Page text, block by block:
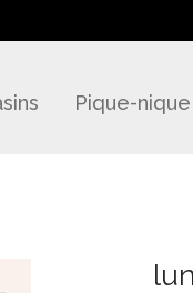
Pique-nique